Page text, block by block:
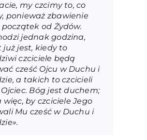
my czcimy to, co
ponieważ zbawienie
początek od Żydów.
jednak godzina,
już jest, kiedy to
czciciele będą
cześć Ojcu w Duchu i
a takich to czcicieli
Bóg jest duchem;
więc, by czciciele Jego
Mu cześć w Duchu i